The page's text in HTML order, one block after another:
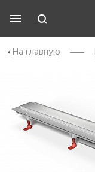
На главную